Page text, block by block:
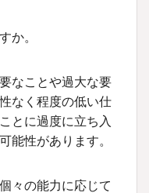
か。
なことや過大な要
なく程度の低い仕
とに過度に立ち入
能性があります。
々の能力に応じて